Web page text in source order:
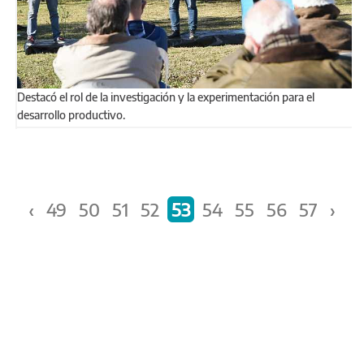
Destacó el rol de la investigación y la experimentación para el
desarrollo productivo.
‹ 49 50 51 52 53 54 55 56 57 ›